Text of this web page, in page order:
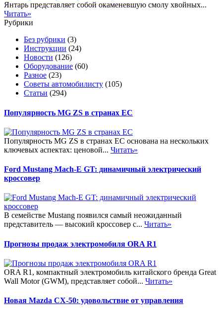
Янтарь представляет собой окаменевшую смолу хвойных...
Читать»
Рубрики
Без рубрики (3)
Инструкции (24)
Новости (126)
Оборудование (60)
Разное (23)
Советы автомобилисту (105)
Статьи (294)
Популярность MG ZS в странах ЕС
Популярность MG ZS в странах ЕС основана на нескольких
ключевых аспектах: ценовой... Читать»
Ford Mustang Mach-E GT: динамичный электрический
кроссовер
В семействе Mustang появился самый неожиданный
представитель — высокий кроссовер с... Читать»
Прогнозы продаж электромобиля ORA R1
ORA R1, компактный электромобиль китайского бренда Great
Wall Motor (GWM), представляет собой... Читать»
Новая Mazda CX-50: удовольствие от управления